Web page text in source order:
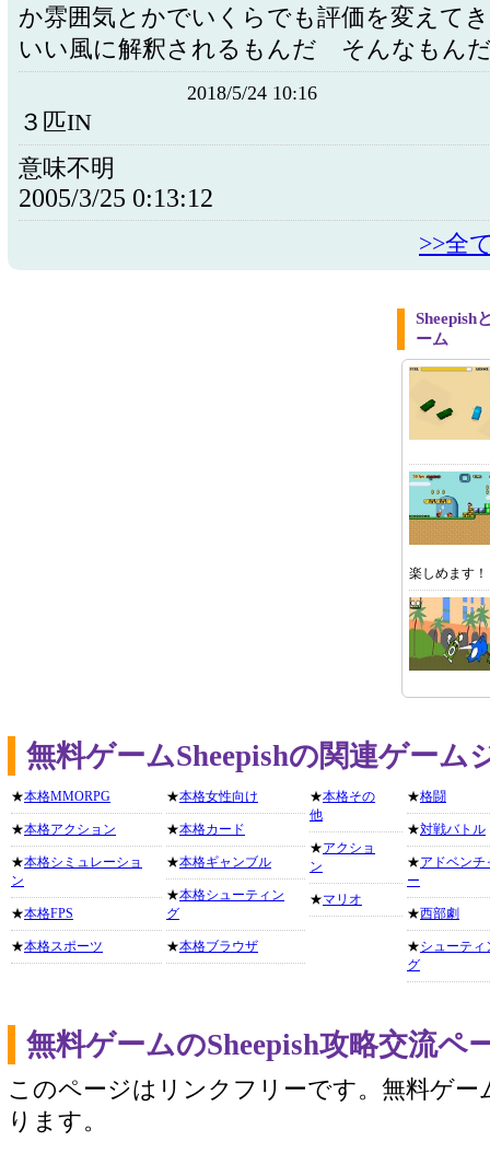
か雰囲気とかでいくらでも評価を変えて
いい風に解釈されるもんだ そんなもん
2018/5/24 10:16
３匹IN
意味不明
2005/3/25 0:13:12
>>全
Sheepish
ーム
楽しめます！
無料ゲームSheepishの関連ゲーム
★本格MMORPG
★本格アクション
★本格シミュレーショ
ン
★本格FPS
★本格スポーツ
★本格女性向け
★本格カード
★本格ギャンブル
★本格シューティン
グ
★本格ブラウザ
★本格その
他
★アクショ
ン
★マリオ
★格闘
★対戦バトル
★アドベンチ
ー
★西部劇
★シューティ
グ
無料ゲームのSheepish攻略交流ペ
このページはリンクフリーです。無料ゲー
ります。